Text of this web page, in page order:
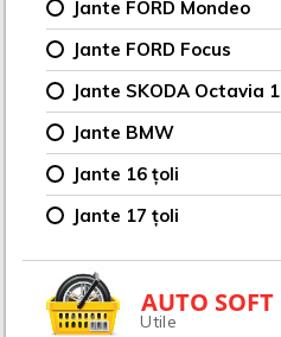
Jante FORD Mondeo
Jante FORD Focus
Jante SKODA Octavia 1
Jante BMW
Jante 16 țoli
Jante 17 țoli
AUTO SOFT
Utile